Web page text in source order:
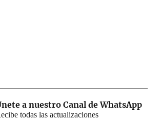
a nuestro Canal de WhatsApp
todas las actualizaciones